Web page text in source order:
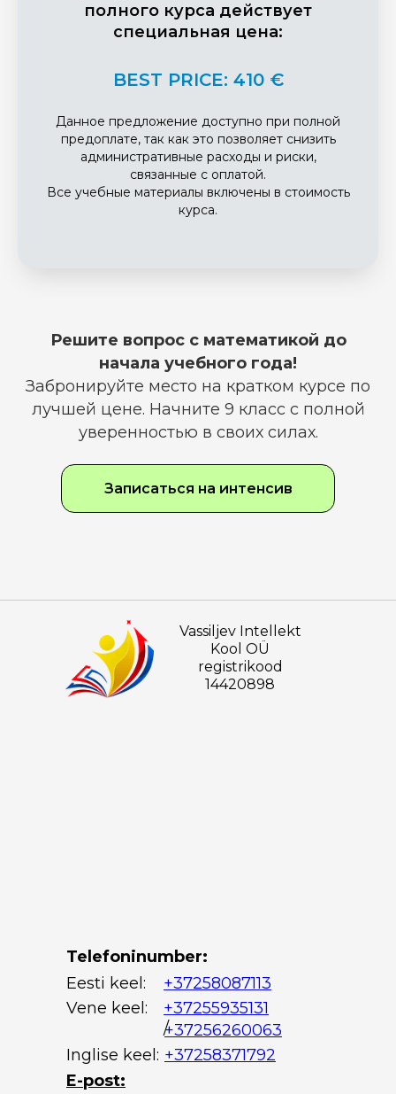
полного курса действует
специальная цена:
BEST PRICE: 410 €
Данное предложение доступно при полной
предоплате, так как это позволяет снизить
административные расходы и риски,
связанные с оплатой.
Все учебные материалы включены в стоимость
курса.
Решите вопрос с математикой до
начала учебного года!
Забронируйте место на кратком курсе по
лучшей цене. Начните 9 класс с полной
уверенностью в своих силах.
Записаться на интенсив
Vassiljev Intellekt
Kool OÜ
registrikood
14420898
Inglise keel: +37258371792
Vene keel:
+37255935131
/+37256260063
Eesti keel: +37258087113
Telefoninumber:
E-post: